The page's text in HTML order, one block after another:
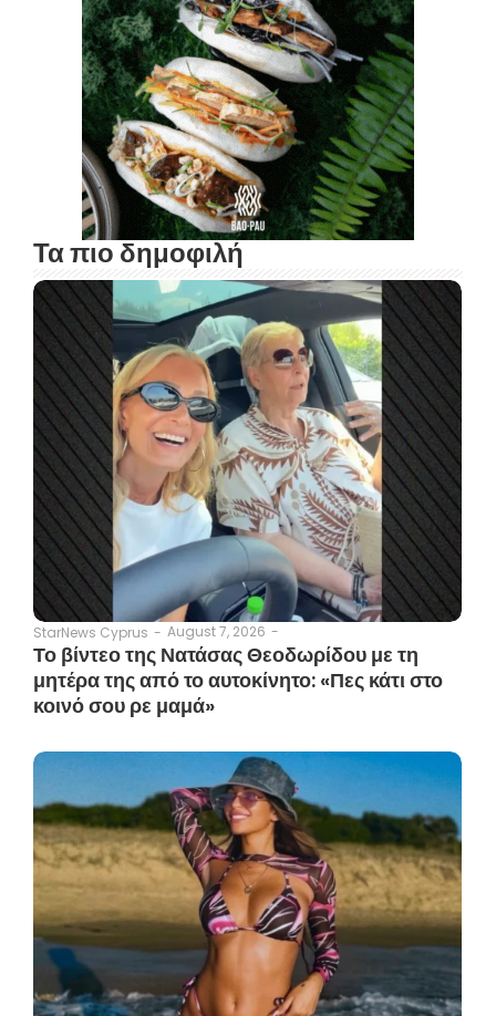
Τα πιο δημοφιλή
StarNews Cyprus - August 7, 2026 -
Το βίντεο της Νατάσας Θεοδωρίδου με τη
μητέρα της από το αυτοκίνητο: «Πες κάτι στο
κοινό σου ρε μαμά»